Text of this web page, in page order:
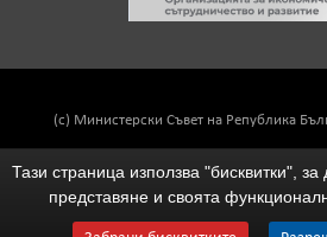
(c) Министерски Съвет на Република
Тази страница използва "бисквитки",
представяне и своята